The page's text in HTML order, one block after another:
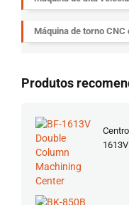
Máquina de torno CNC
Produtos
1613V